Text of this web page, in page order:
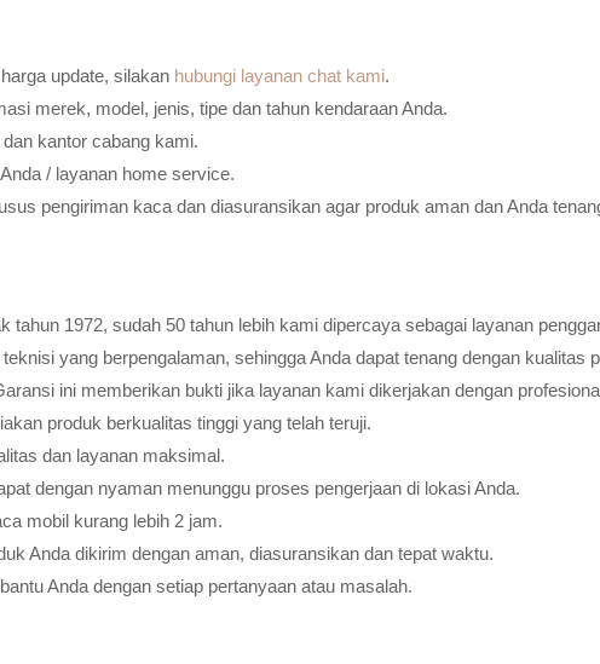
update, silakan hubungi layanan chat kami.
merek, model, jenis, tipe dan tahun kendaraan Anda.
kantor cabang kami.
/ layanan home service.
pengiriman kaca dan diasuransikan agar produk aman dan Anda
tahun 1972, sudah 50 tahun lebih kami dipercaya sebagai layanan
yang berpengalaman, sehingga Anda dapat tenang dengan
ini memberikan bukti jika layanan kami dikerjakan dengan
produk berkualitas tinggi yang telah teruji.
dan layanan maksimal.
dengan nyaman menunggu proses pengerjaan di lokasi Anda.
mobil kurang lebih 2 jam.
Anda dikirim dengan aman, diasuransikan dan tepat waktu.
Anda dengan setiap pertanyaan atau masalah.